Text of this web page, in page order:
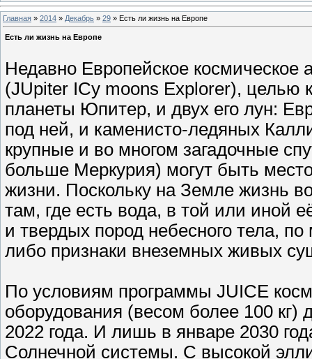
Главная » 2014 » Декабрь » 29 » Есть ли жизнь на Европе
Есть ли жизнь на Европе
Недавно Европейское космическое
(JUpiter ICy moons Explorer), целью
планеты Юпитер, и двух его лун:
под ней, и каменисто-ледяных
крупные и во многом загадочные
больше Меркурия) могут быть
жизни. Поскольку на Земле жизнь
там, где есть вода, в той или иной
и твердых пород небесного тела,
либо признаки внеземных живых
По условиям программы JUICE
оборудования (весом более 100
2022 года. И лишь в январе 2030
Солнечной системы. С высокой